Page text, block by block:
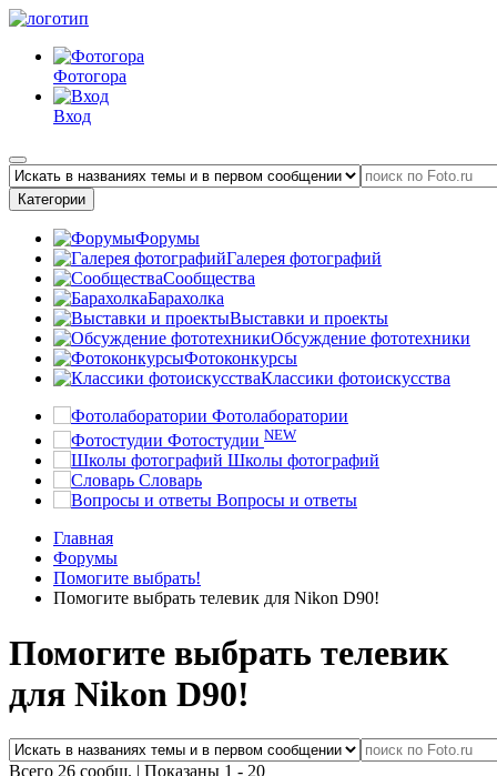
Фотогора
Вход
Категории
Форумы
Галерея фотографий
Сообщества
Барахолка
Выставки и проекты
Обсуждение фототехники
Фотоконкурсы
Классики фотоискусства
Фотолаборатории
Фотостудии NEW
Школы фотографий
Словарь
Вопросы и ответы
Главная
Форумы
Помогите выбрать!
Помогите выбрать телевик для Nikon D90!
Помогите выбрать телевик
для Nikon D90!
Всего 26 сообщ. | Показаны 1 - 20